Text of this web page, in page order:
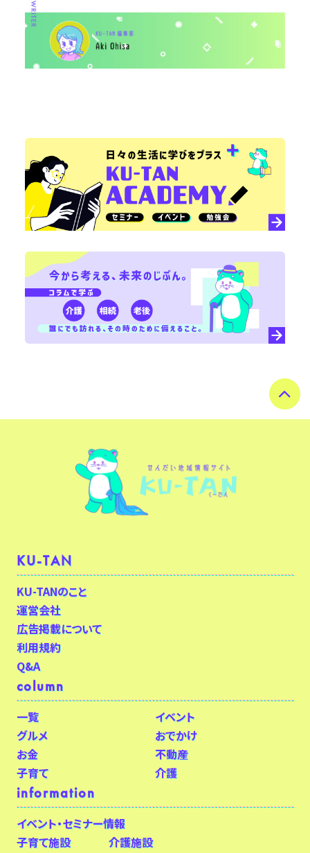
KU-TAN
KU-TANのこと
運営会社
広告掲載について
利用規約
Q&A
column
一覧
イベント
グルメ
おでかけ
お金
不動産
子育て
介護
information
イベント・セミナー情報
子育て施設
介護施設